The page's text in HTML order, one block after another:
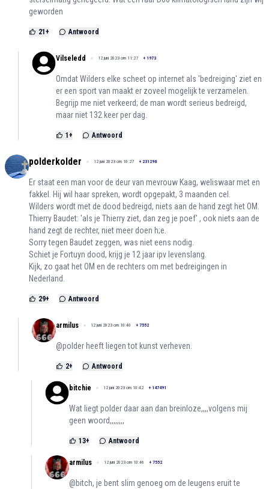
geworden
21 + Antwoord
Vilseledd 12 juni 2023 om 11:27 + 1973
Omdat Wilders elke scheet op internet als 'bedreiging' ziet en
er een sport van maakt er zoveel mogelijk te verzamelen.
Begrijp me niet verkeerd; de man wordt serieus bedreigd,
maar niet 132 keer per dag.
1 + Antwoord
polderkolder 12 juni 2023 om 10:27 + 231296
Er staat een man voor de deur van mevrouw Kaag, weliswaar met en
fakkel. Hij wil haar spreken, wordt opgepakt, 3 maanden cel.
Wilders wordt met de dood bedreigd, niets aan de hand zegt het OM.
Thierry Baudet: 'als je Thierry ziet, dan zeg je poef' , ook niets aan de
hand zegt de rechter, niet meer doen h;e.
Sorry tegen Baudet zeggen, was niet eens nodig.
Schiet je Fortuyn dood, krijg je 12 jaar ipv levenslang.
Kijk, zo gaat het OM en de rechters om met bedreigingen in
Nederland.
29+ Antwoord
armilus 12 juni 2023 om 10:40 + 7552
@polder heeft liegen tot kunst verheven.
2+ Antwoord
bitchie 12 juni 2023 om 10:42 + 147491
Wat liegt polder daar aan dan breinloze,,,,volgens mij
geen woord,,,,,,,,
13+ Antwoord
armilus 12 juni 2023 om 10:46 + 7552
@bitch, je bent slim genoeg om de leugens eruit te